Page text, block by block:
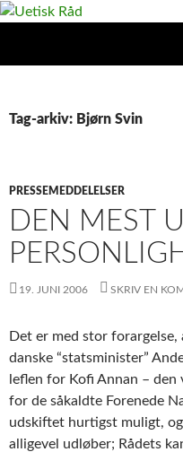
Hop
Tag-arkiv: Bjørn Svin
PRESSEMEDDELELSER
DEN MEST
19. JUNI 2006 SKRIV EN
Det er med stor
danske “statsminister”
leflen for Kofi Annan –
for de såkaldte Forenede
udskiftet hurtigst muligt,
alligevel udløber; Rådets